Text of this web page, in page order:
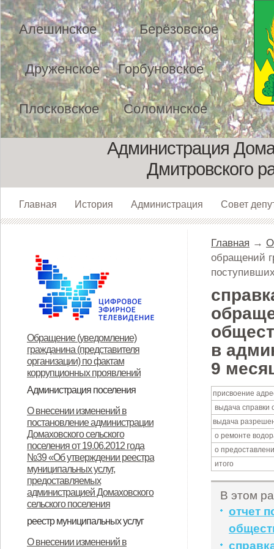
Алешинское Берёзовское
Друженское Горбуновское
Плосковское Соломинское
Главная История Администрация Совет
Администрация
Дмитровского
Обращение (уведомление)
гражданина (представителя
организации) по фактам
коррупционных проявлений
Администрация поселения
Структура и прием граждан
О внесении изменений в
постановление администрации
Домаховского сельского
поселения от 19.06.2012 года
№39 «Об утверждении реестра
муниципальных услуг,
предоставляемых
администрацией Домаховского
сельского поселения
реестр муниципальных услуг
Реестр муниципальных услуг,
Об утверждении реестра
Об утверждении Положения о
О внесении изменений в
Главная →
обращений
в
9
присвоение
выдача
выдача
о ремонте
о
итого
В этом
отчет